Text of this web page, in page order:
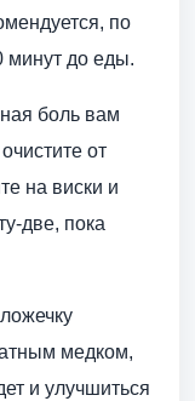
по
минут до еды.
боль вам
от
на виски и
две, пока
медком,
и улучшиться